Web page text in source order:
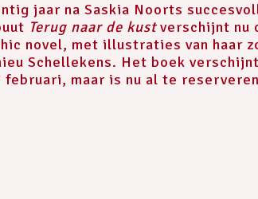
jaar na Saskia Noorts
Terug naar de kustverschijnt nu
novel, met illustraties van haar
Schellekens. Het boek
februari, maar is nu al te